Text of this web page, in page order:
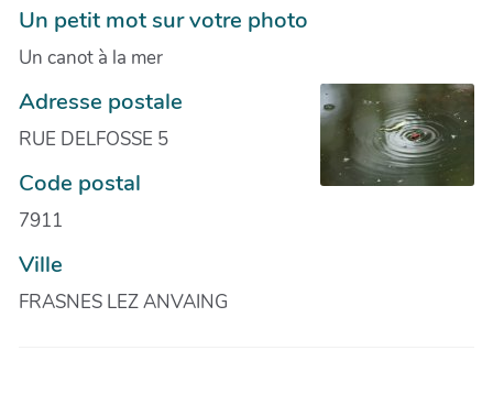
Un petit mot sur votre photo
Un canot à la mer
Adresse postale
RUE DELFOSSE 5
Code postal
7911
Ville
FRASNES LEZ ANVAING